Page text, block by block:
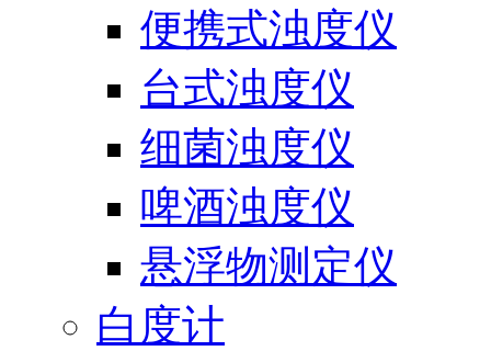
便携式浊度仪
台式浊度仪
细菌浊度仪
啤酒浊度仪
悬浮物测定仪
白度计